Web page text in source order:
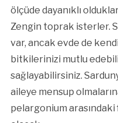
ölçüde dayanıklı
Zengin toprak isterler.
var, ancak evde de
bitkilerinizi mutlu
sağlayabilirsiniz.
aileye mensup
pelargonium